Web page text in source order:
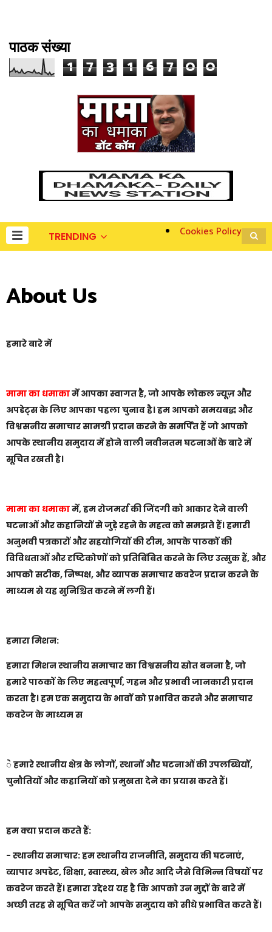
पाठक संख्या
1 7 3 1 6 7 0 0
TRENDING Cookies Policy
About Us
हमारे बारे में
मामा का धमाकामें आपका स्वागत है, जो आपके लोकल न्यूज़ और
अपडेट्स के लिए आपका पहला चुनाव है। हम आपको समयबद्ध और
विश्वसनीय समाचार सामग्री प्रदान करने के समर्पित हैं जो आपको
आपके स्थानीय समुदाय में होने वाली नवीनतम घटनाओं के बारे में
सूचित रखती है।
मामा का धमाकामें, हम रोजमर्रा की जिंदगी को आकार देने वाली
घटनाओं और कहानियों से जुड़े रहने के महत्व को समझते हैं। हमारी
अनुभवी पत्रकारों और सहयोगियों की टीम, आपके पाठकों की
विविधताओं और दृष्टिकोणों को प्रतिबिंबित करने के लिए उत्सुक हैं, और
आपको सटीक, निष्पक्ष, और व्यापक समाचार कवरेज प्रदान करने के
माध्यम से यह सुनिश्चित करने में लगी हैं।
हमारा मिशन:
हमारा मिशन स्थानीय समाचार का विश्वसनीय स्रोत बनना है, जो
हमारे पाठकों के लिए महत्वपूर्ण, गहन और प्रभावी जानकारी प्रदान
करता है। हम एक समुदाय के भावों को प्रभावित करने और समाचार
कवरेज के माध्यम स
े हमारे स्थानीय क्षेत्र के लोगों, स्थानों और घटनाओं की उपलब्धियों,
चुनौतियों और कहानियों को प्रमुखता देने का प्रयास करते हैं।
हम क्या प्रदान करते हैं:
- स्थानीय समाचार: हम स्थानीय राजनीति, समुदाय की घटनाएं,
व्यापार अपडेट, शिक्षा, स्वास्थ्य, खेल और आदि जैसे विभिन्न विषयों पर
कवरेज करते हैं। हमारा उद्देश्य यह है कि आपको उन मुद्दों के बारे में
अच्छी तरह से सूचित करें जो आपके समुदाय को सीधे प्रभावित करते हैं।